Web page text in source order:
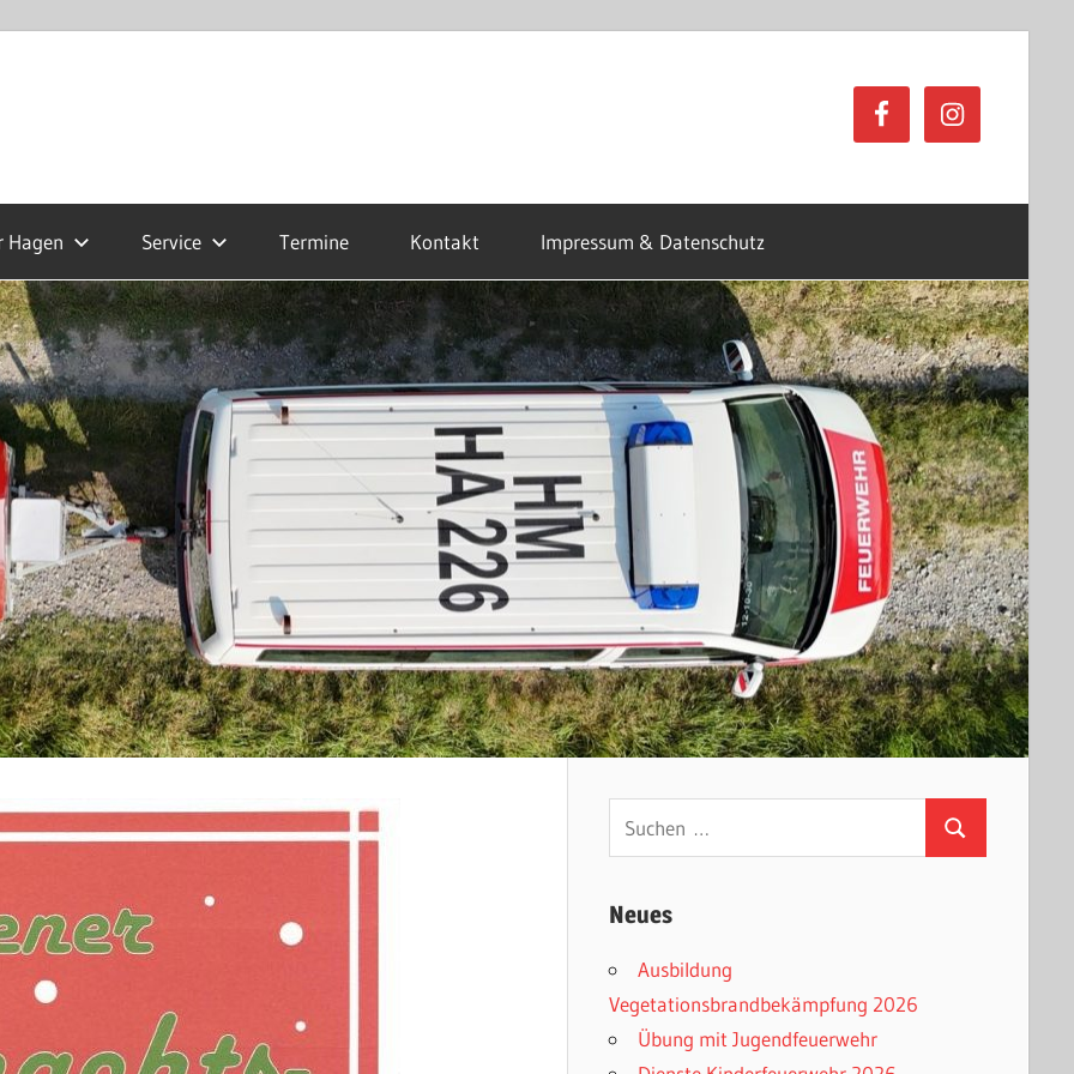
Hagen Service Termine Kontakt Impressum & Datenschutz
Suchen
nach:
Suchen
Neues
Ausbildung
Vegetationsbrandbekämpfung 2026
Übung mit Jugendfeuerwehr